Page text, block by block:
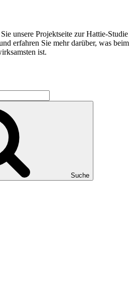
unsere Projektseite zur Hattie-Studie
erfahren Sie mehr darüber, was beim
ist.
Suche